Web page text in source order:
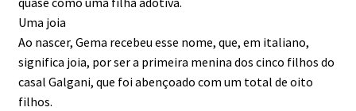
Uma joia
Ao nascer, Gema recebeu esse nome, que, em italiano,
significa joia, por ser a primeira menina dos cinco filhos do
casal Galgani, que foi abençoado com um total de oito
filhos.